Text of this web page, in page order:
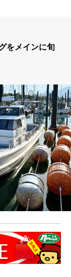
をメインに旬